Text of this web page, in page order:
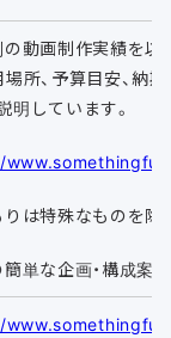
の動画制作実績を以
場所、予算目安、納
明しています。
りは特殊なものを
簡単な企画・構成